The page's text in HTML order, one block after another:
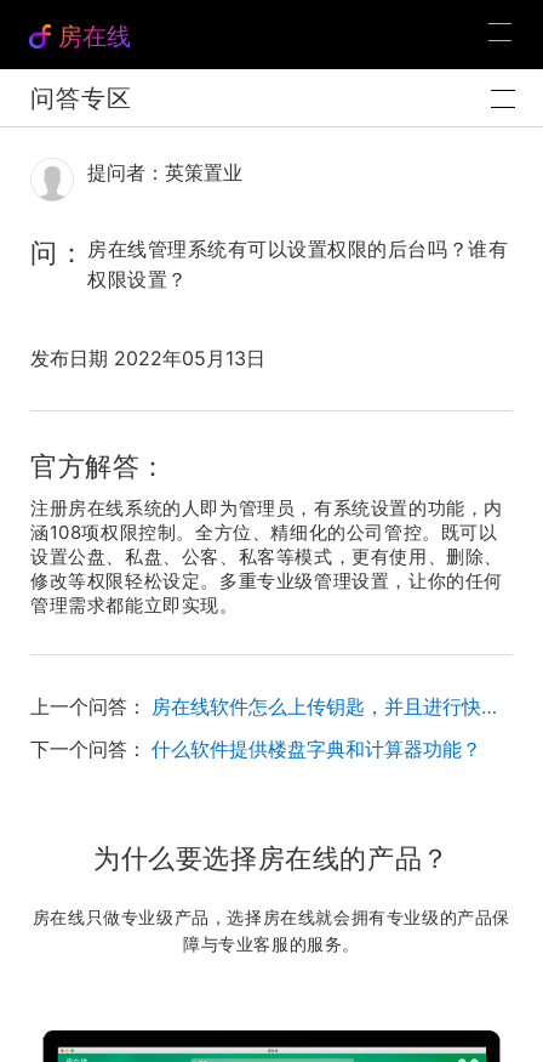
房在线
问答专区
提问者：英策置业
问：
房在线管理系统有可以设置权限的后台吗？谁有
权限设置？
发布日期 2022年05月13日
官方解答：
注册房在线系统的人即为管理员，有系统设置的功能，内
涵108项权限控制。全方位、精细化的公司管控。既可以
设置公盘、私盘、公客、私客等模式，更有使用、删除、
修改等权限轻松设定。多重专业级管理设置，让你的任何
管理需求都能立即实现。
上一个问答：
房在线软件怎么上传钥匙，并且进行快速搜索？
下一个问答： 什么软件提供楼盘字典和计算器功能？
为什么要选择房在线的产品？
房在线只做专业级产品，选择房在线就会拥有专业级的产品保
障与专业客服的服务。